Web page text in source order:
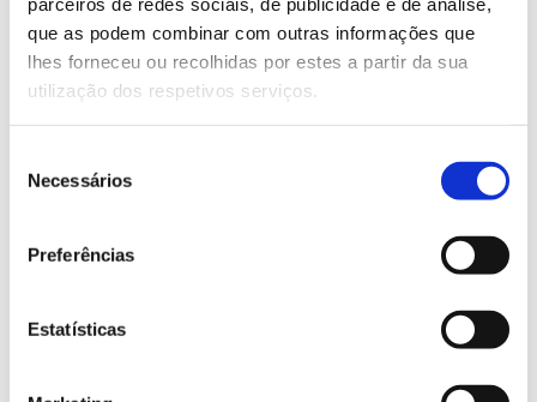
que as podem combinar com outras informações que
lhes forneceu ou recolhidas por estes a partir da sua
utilização dos respetivos serviços.
Necessários
Preferências
Estatísticas
13.07.2026
Genoma do priolo e de outras espécies em risco:
conhecer para conservar
Registar galhas de Trichi em acácia-das-espigas: